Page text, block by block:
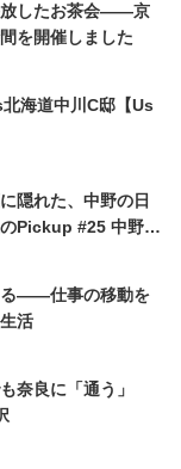
放したお茶会——京
を開催しました
海道中川C邸【Us
隠れた、中野の日
Pickup #25 中野沼
る——仕事の移動を
活
奈良に「通う」